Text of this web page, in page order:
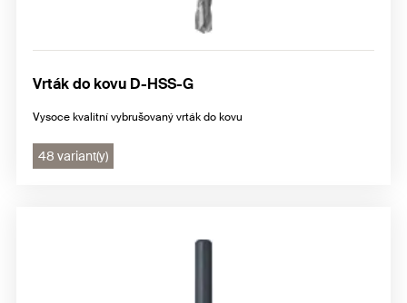
Vrták do kovu D-HSS-G
Vysoce kvalitní vybrušovaný vrták do kovu
48 variant(y)